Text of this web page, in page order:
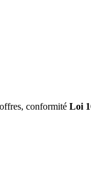
conformité Loi